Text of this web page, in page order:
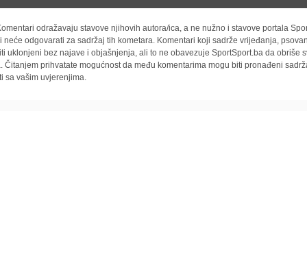
odražavaju stavove njihovih autora/ica, a ne nužno i stavove portala
neće odgovarati za sadržaj tih kometara. Komentari koji sadrže vrijeđanja,
uklonjeni bez najave i objašnjenja, ali to ne obavezuje SportSport.ba da obriše
Čitanjem prihvatate mogućnost da među komentarima mogu biti pronađeni
sa vašim uvjerenjima.